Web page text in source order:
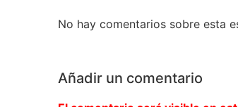
No hay comentarios sobre esta
Añadir un comentario